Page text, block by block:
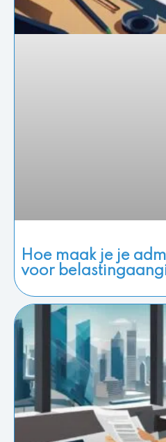
Hoe maak je je
voor